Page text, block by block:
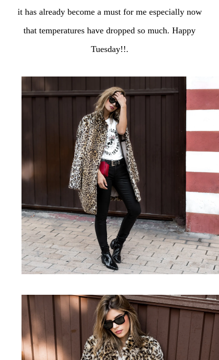
it has already become a must for me especially now
that temperatures have dropped so much. Happy
Tuesday!!.